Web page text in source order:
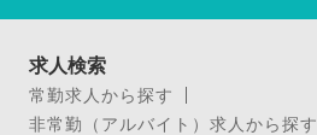
求人検索
常勤求人から探す
非常勤（アルバイト）求人から探す